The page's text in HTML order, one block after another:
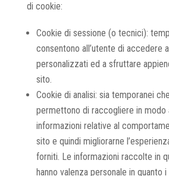
di cookie:
Cookie di sessione (o tecnici):
consentono all’utente di accedere
personalizzati ed a sfruttare
sito.
Cookie di analisi: sia temporanei
permettono di raccogliere in modo
informazioni relative al
sito e quindi migliorarne
forniti. Le informazioni raccolte in
hanno valenza personale in quanto